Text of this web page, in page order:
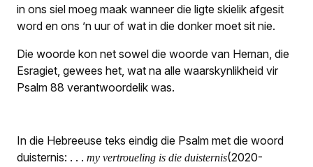
in ons siel moeg maak wanneer die ligte skielik afgesit
word en ons ’n uur of wat in die donker moet sit nie.
Die woorde kon net sowel die woorde van Heman, die
Esragiet, gewees het, wat na alle waarskynlikheid vir
Psalm 88 verantwoordelik was.
In die Hebreeuse teks eindig die Psalm met die woord
duisternis: . . . my vertroueling is die duisternis(2020-